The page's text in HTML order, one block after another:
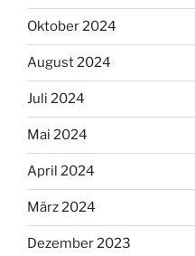
Oktober 2024
August 2024
Juli 2024
Mai 2024
April 2024
März 2024
Dezember 2023